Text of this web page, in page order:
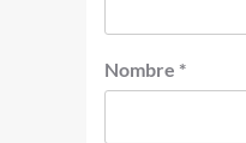
Nombre *